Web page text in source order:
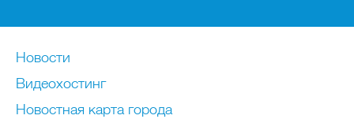
Новости
Видеохостинг
Новостная карта города